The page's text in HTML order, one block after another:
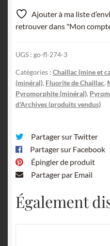
Ajouter à ma liste
retrouver dans "Mon
UGS : go-fl-274-3
Catégories : Chaillac (mine et
(minéral), Fluorite de Chaillac,
Pyromorphite (minéral),
d'Archives (produits vendus)
Partager sur Twitter
Partager sur Facebook
Épingler de produit
Partager par Email
Également